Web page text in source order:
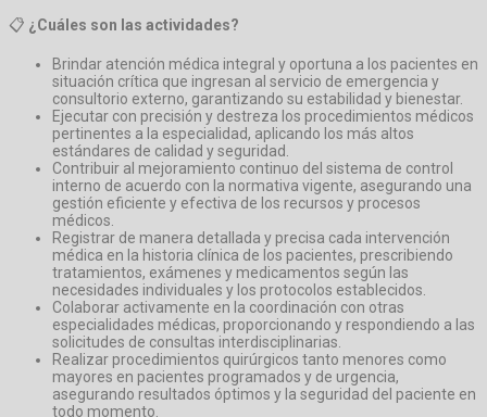
📋 ¿Cuáles son las actividades?
Brindar atención médica integral y oportuna a los pacientes en
situación crítica que ingresan al servicio de emergencia y
consultorio externo, garantizando su estabilidad y bienestar.
Ejecutar con precisión y destreza los procedimientos médicos
pertinentes a la especialidad, aplicando los más altos
estándares de calidad y seguridad.
Contribuir al mejoramiento continuo del sistema de control
interno de acuerdo con la normativa vigente, asegurando una
gestión eficiente y efectiva de los recursos y procesos
médicos.
Registrar de manera detallada y precisa cada intervención
médica en la historia clínica de los pacientes, prescribiendo
tratamientos, exámenes y medicamentos según las
necesidades individuales y los protocolos establecidos.
Colaborar activamente en la coordinación con otras
especialidades médicas, proporcionando y respondiendo a las
solicitudes de consultas interdisciplinarias.
Realizar procedimientos quirúrgicos tanto menores como
mayores en pacientes programados y de urgencia,
asegurando resultados óptimos y la seguridad del paciente en
todo momento.